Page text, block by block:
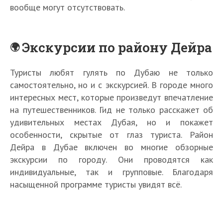
вообще могут отсутствовать.
Экскурсии по району Дейра
Туристы любят гулять по Дубаю не только
самостоятельно, но и с экскурсией. В городе много
интересных мест, которые произведут впечатление
на путешественников. Гид не только расскажет об
удивительных местах Дубая, но и покажет
особенности, скрытые от глаз туриста. Район
Дейра в Дубае включен во многие обзорные
экскурсии по городу. Они проводятся как
индивидуальные, так и групповые. Благодаря
насыщенной программе туристы увидят всё.